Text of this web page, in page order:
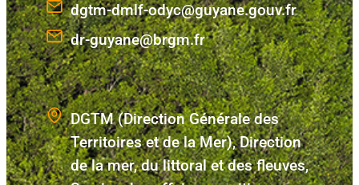
dgtm-dmlf-odyc@guyane.gouv.fr
dr-guyane@brgm.fr
DGTM (Direction Générale des
Territoires et de la Mer), Direction
de la mer, du littoral et des fleuves,